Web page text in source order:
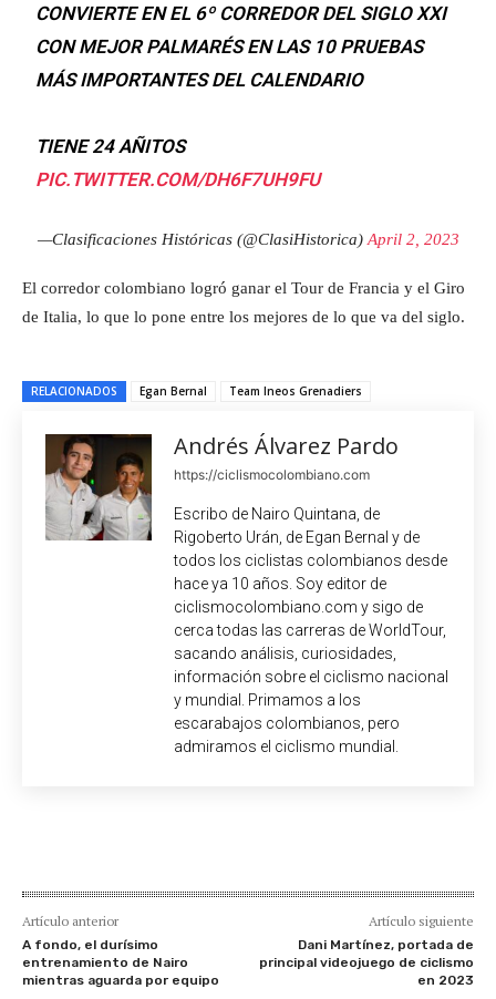
CONVIERTE EN EL 6º CORREDOR DEL SIGLO XXI
CON MEJOR PALMARÉS EN LAS 10 PRUEBAS
MÁS IMPORTANTES DEL CALENDARIO
TIENE 24 AÑITOS
PIC.TWITTER.COM/DH6F7UH9FU
—Clasificaciones Históricas (@ClasiHistorica) April 2, 2023
El corredor colombiano logró ganar el Tour de Francia y el Giro
de Italia, lo que lo pone entre los mejores de lo que va del siglo.
RELACIONADOS Egan Bernal Team Ineos Grenadiers
Andrés Álvarez Pardo
https://ciclismocolombiano.com
Escribo de Nairo Quintana, de
Rigoberto Urán, de Egan Bernal y de
todos los ciclistas colombianos desde
hace ya 10 años. Soy editor de
ciclismocolombiano.com y sigo de
cerca todas las carreras de WorldTour,
sacando análisis, curiosidades,
información sobre el ciclismo nacional
y mundial. Primamos a los
escarabajos colombianos, pero
admiramos el ciclismo mundial.
Artículo anterior
A fondo, el durísimo
entrenamiento de Nairo
mientras aguarda por equipo
Artículo siguiente
Dani Martínez, portada de
principal videojuego de ciclismo
en 2023